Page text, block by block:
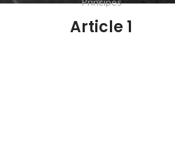
Article 1